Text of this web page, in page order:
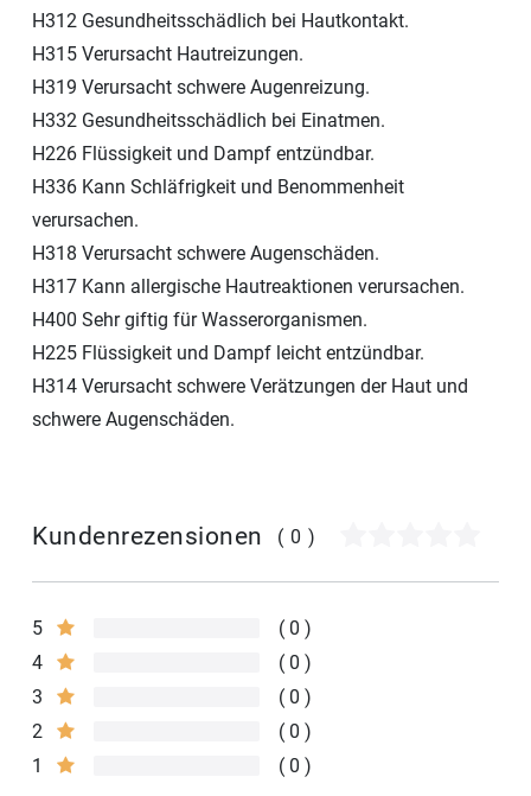
H312 Gesundheitsschädlich bei Hautkontakt.
H315 Verursacht Hautreizungen.
H319 Verursacht schwere Augenreizung.
H332 Gesundheitsschädlich bei Einatmen.
H226 Flüssigkeit und Dampf entzündbar.
H336 Kann Schläfrigkeit und Benommenheit
verursachen.
H318 Verursacht schwere Augenschäden.
H317 Kann allergische Hautreaktionen verursachen.
H400 Sehr giftig für Wasserorganismen.
H225 Flüssigkeit und Dampf leicht entzündbar.
H314 Verursacht schwere Verätzungen der Haut und
schwere Augenschäden.
Kundenrezensionen (0)
5
0
4
0
3
0
2
0
1
0